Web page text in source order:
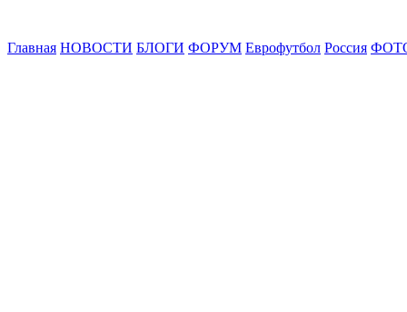
Главная НОВОСТИ БЛОГИ ФОРУМ Еврофутбол Россия